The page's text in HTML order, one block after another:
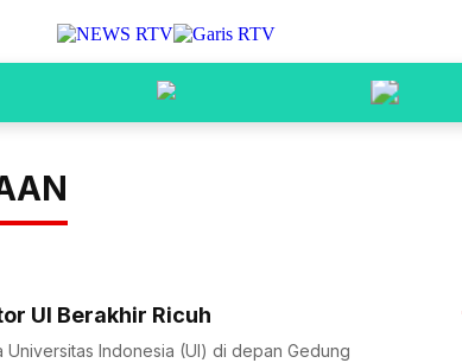
UI Berakhir Ricuh
Indonesia (UI) di depan Gedung